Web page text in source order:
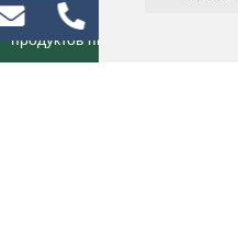
© 2025 Hethstia. Все права
продуктов питания Konjac в